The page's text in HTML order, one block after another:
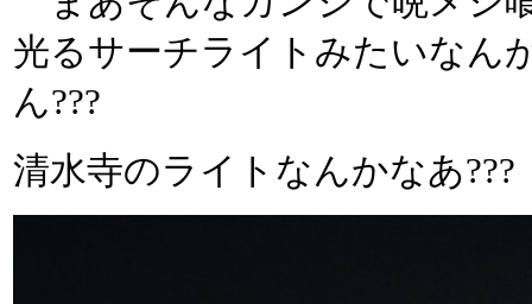
光るサーチライトみたいなん
ん???
清水寺のライトなんかなあ